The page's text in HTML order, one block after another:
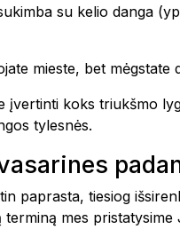
su kelio danga
mieste, bet
įvertinti koks triukšmo
tylesnės.
paprasta, tiesiog
mes